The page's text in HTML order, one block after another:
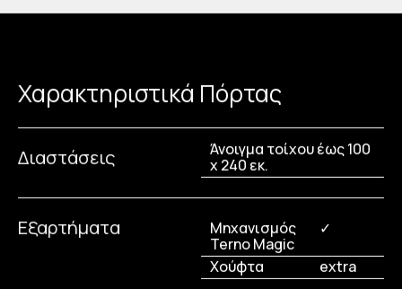
Χαρακτηριστικά Πόρτας
Διαστάσεις
Άνοιγμα τοίχου έως 100
x 240 εκ.
Εξαρτήματα
Μηχανισμός
Terno Magic
✓
Χούφτα
extra